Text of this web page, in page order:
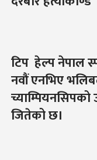
टिप हेल्प नेपाल
नवौं एनभिए
च्याम्पियनसिपको
जितेको छ।